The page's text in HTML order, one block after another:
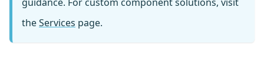
theServices page.